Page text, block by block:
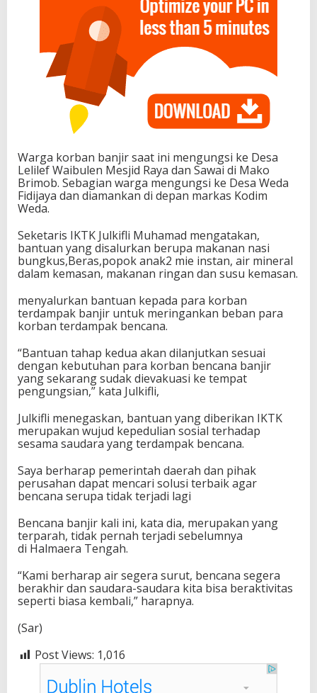
Warga korban banjir saat ini mengungsi ke Desa
Lelilef Waibulen Mesjid Raya dan Sawai di Mako
Brimob. Sebagian warga mengungsi ke Desa Weda
Fidijaya dan diamankan di depan markas Kodim
Weda.
Seketaris IKTK Julkifli Muhamad mengatakan,
bantuan yang disalurkan berupa makanan nasi
bungkus,Beras,popok anak2 mie instan, air mineral
dalam kemasan, makanan ringan dan susu kemasan.
menyalurkan bantuan kepada para korban
terdampak banjir untuk meringankan beban para
korban terdampak bencana.
“Bantuan tahap kedua akan dilanjutkan sesuai
dengan kebutuhan para korban bencana banjir
yang sekarang sudak dievakuasi ke tempat
pengungsian,” kata Julkifli,
Julkifli menegaskan, bantuan yang diberikan IKTK
merupakan wujud kepedulian sosial terhadap
sesama saudara yang terdampak bencana.
Saya berharap pemerintah daerah dan pihak
perusahan dapat mencari solusi terbaik agar
bencana serupa tidak terjadi lagi
Bencana banjir kali ini, kata dia, merupakan yang
terparah, tidak pernah terjadi sebelumnya
di Halmaera Tengah.
“Kami berharap air segera surut, bencana segera
berakhir dan saudara-saudara kita bisa beraktivitas
seperti biasa kembali,” harapnya.
(Sar)
Post Views: 1,016